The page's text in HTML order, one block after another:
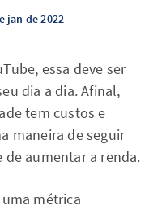
jan de 2022
essa deve ser
dia a dia. Afinal,
tem custos e
maneira de seguir
aumentar a renda.
métrica